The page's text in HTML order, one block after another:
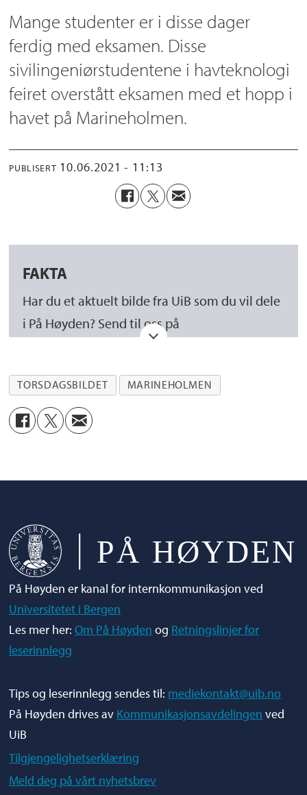
Mange studenter er i disse dager
ferdig med eksamen. Disse
sivilingeniørstudentene i havteknologi
feiret overstått eksamen med et hopp i
havet på Marineholmen.
PUBLISERT 10.06.2021 - 11:13
FAKTA
Har du et aktuelt bilde fra UiB som du vil dele
i På Høyden? Send til oss på
Hvis hovedmotivet ditt er enkeltpersoner, må
du sørge for at den/de som er avbildet
godkjenner publisering. Det skjer via
vinner gavekort i Sammen-kantinene.
TORSDAGSBILDET MARINEHOLMEN
På Høyden er kanal for internkommunikasjon ved
Universitetet i Bergen
Les mer her:Om På Høyden og Retningslinjer for
leserinnlegg
Tips og leserinnlegg sendes til: mediekontakt@uib.no
På Høyden drives av Kommunikasjonsavdelingen ved
UiB
Tilgjengelighetserklæring
Meld deg på vårt nyhetsbrev